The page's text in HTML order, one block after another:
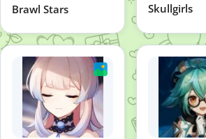
Brawl Stars Skullgirls